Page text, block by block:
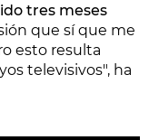
tres meses
que sí que me
esto resulta
televisivos", ha